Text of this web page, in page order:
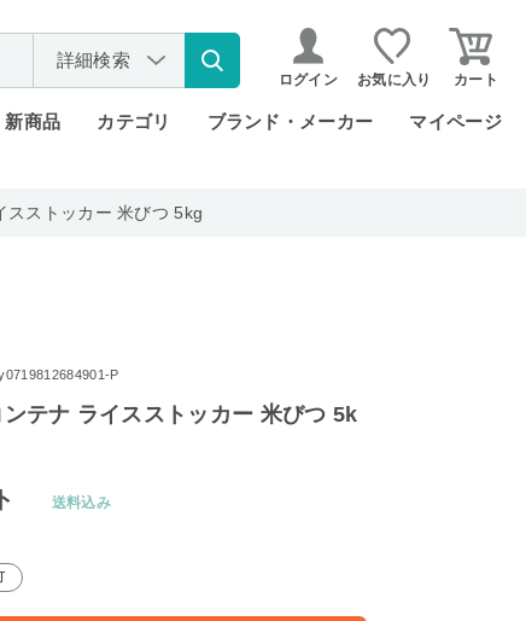
詳細検索
ログイン お気に入り カート
新商品 カテゴリ ブランド・メーカー マイページ
スストッカー 米びつ 5kg
P
テナ ライスストッカー 米びつ 5k
送料込み